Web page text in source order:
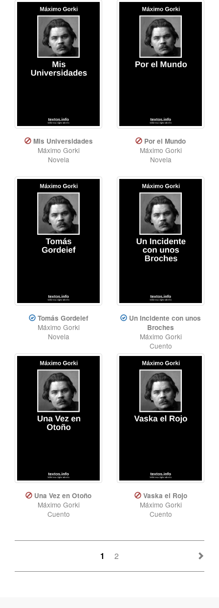
Mis Universidades
Máximo Gorki
Novela
Por el Mundo
Máximo Gorki
Novela
Tomás Gordeief
Máximo Gorki
Novela
Un Incidente con unos
Broches
Máximo Gorki
Cuento
Una Vez en Otoño
Máximo Gorki
Cuento
Vaska el Rojo
Máximo Gorki
Cuento
1 2